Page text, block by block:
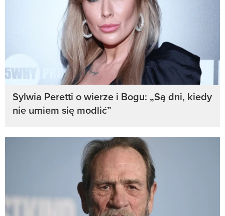
Sylwia Peretti o wierze i Bogu: „Są dni, kiedy
nie umiem się modlić”